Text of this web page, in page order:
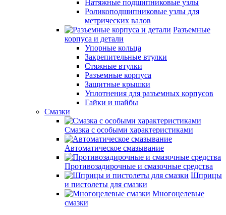
Натяжные подшипниковые узлы
Роликоподшипниковые узлы для
метрических валов
Разъемные
корпуса и детали
Упорные кольца
Закрепительные втулки
Стяжные втулки
Разъемные корпуса
Защитные крышки
Уплотнения для разъемных корпусов
Гайки и шайбы
Смазки
Смазка с особыми характеристиками
Автоматическое смазывание
Противозадирочные и смазочные средства
Шприцы
и пистолеты для смазки
Многоцелевые
смазки